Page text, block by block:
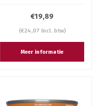
€19,89
(€24,07 Incl. btw)
Meer informatie